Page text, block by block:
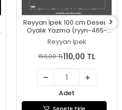
Reyyan İpek 100 cm Desenli
Oyalık Yazma (ryyn-465-
26)
Reyyan İpek
150,00 TL110,00 TL
Adet